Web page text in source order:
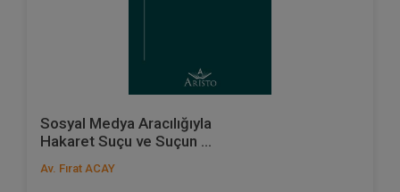
Sosyal Medya Aracılığıyla
Hakaret Suçu ve Suçun ...
Av. Fırat ACAY